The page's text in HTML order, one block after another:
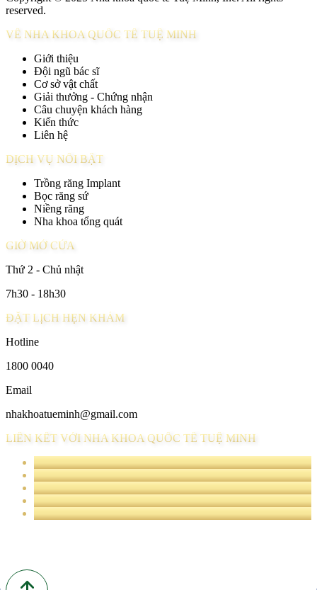
reserved.
VỀ NHA KHOA QUỐC TẾ TUỆ MINH
Giới thiệu
Đội ngũ bác sĩ
Cơ sở vật chất
Giải thưởng - Chứng nhận
Câu chuyện khách hàng
Kiến thức
Liên hệ
DỊCH VỤ NỔI BẬT
Trồng răng Implant
Bọc răng sứ
Niềng răng
Nha khoa tổng quát
GIỜ MỞ CỬA
Thứ 2 - Chủ nhật
7h30 - 18h30
ĐẶT LỊCH HẸN KHÁM
Hotline
1800 0040
Email
nhakhoatueminh@gmail.com
LIÊN KẾT VỚI NHA KHOA QUỐC TẾ TUỆ MINH